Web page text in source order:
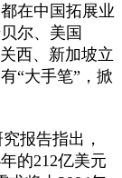
在中国拓展业
尔、美国
西、新加坡立
“大手笔”，掀
报告指出，
的212亿美元